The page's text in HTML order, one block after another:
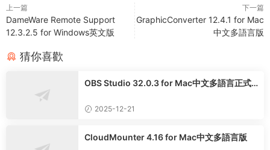
上一篇
DameWare Remote Support
12.3.2.5 for Windows英文版
下一篇
GraphicConverter 12.4.1 for Mac
中文多語言版
猜你喜歡
OBS Studio 32.0.3 for Mac中文多語言正式
2025-12-21
CloudMounter 4.16 for Mac中文多語言版